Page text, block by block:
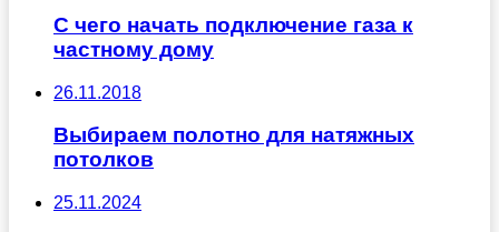
С чего начать подключение газа к
частному дому
26.11.2018
Выбираем полотно для натяжных
потолков
25.11.2024